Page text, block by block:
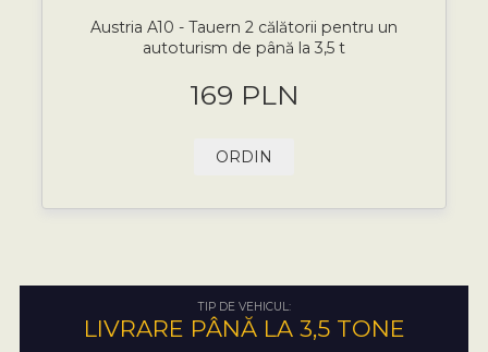
Austria A10 - Tauern 2 călătorii pentru un
autoturism de până la 3,5 t
169 PLN
ORDIN
TIP DE VEHICUL:
LIVRARE PÂNĂ LA 3,5 TONE